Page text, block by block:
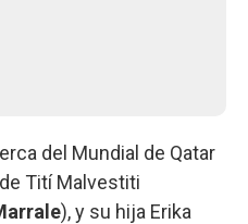
del Mundial de Qatar
Tití Malvestiti
), y su hija Erika